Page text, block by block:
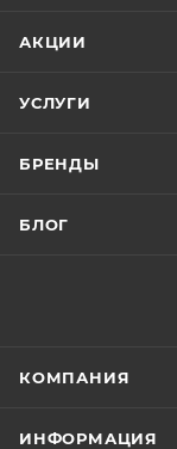
АКЦИИ
УСЛУГИ
БРЕНДЫ
БЛОГ
КОМПАНИЯ
ИНФОРМАЦИЯ